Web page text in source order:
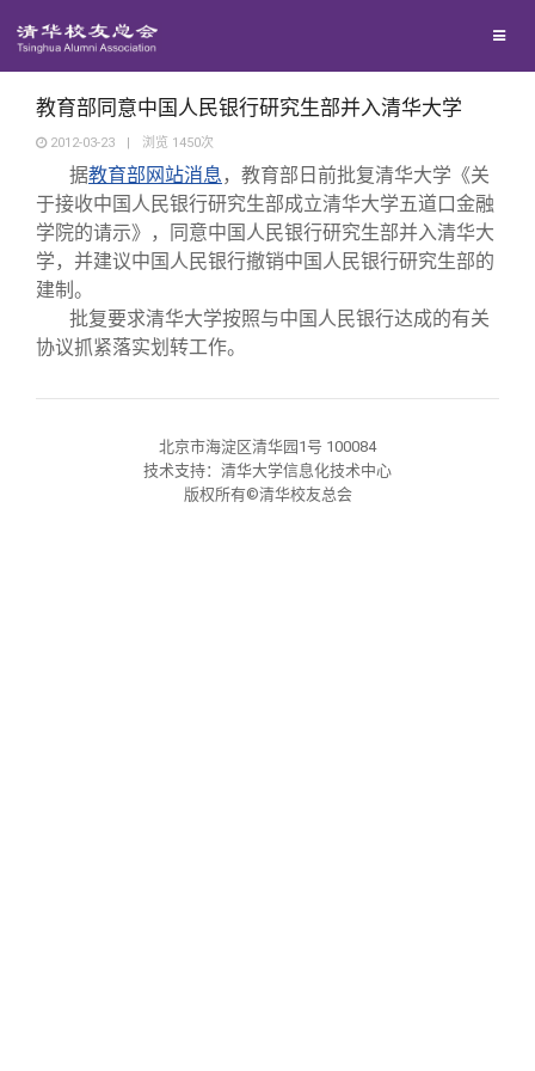
地区联络
年级联络
院系校友工作
专业委员会
兴趣群体
西南联大校友会
回馈母校
捐赠项目
捐赠新闻
捐赠纪事
捐赠方法
义工计划
媒体平台
《清华校友通讯》
《水木清华》
我要订阅
新媒体平台
百年清华
清华人物
清华故事
青春风采
校友服务
终身学习
信息化服务
校友总会
总会简介
关闭
教育部同意中国人民银行研究生部并入清华大学
2012-03-23 | 浏览 1450次
据教育部网站消息 ，教育部日前批复清华大学《关
于接收中国人民银行研究生部成立清华大学五道口金融
学院的请示》，同意中国人民银行研究生部并入清华大
学，并建议中国人民银行撤销中国人民银行研究生部的
建制。
批复要求清华大学按照与中国人民银行达成的有关
协议抓紧落实划转工作。
北京市海淀区清华园1号 100084
技术支持：清华大学信息化技术中心
版权所有©清华校友总会